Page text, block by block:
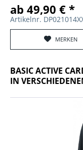
ab 49,90 € *
Artikelnr.
MERKEN
BASIC ACTIVE
IN